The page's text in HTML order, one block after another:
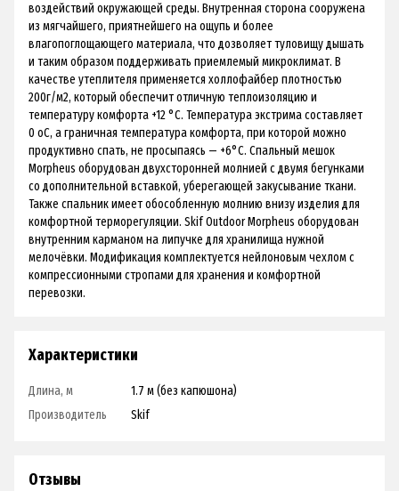
воздействий окружающей среды. Внутренная сторона сооружена
из мягчайшего, приятнейшего на ощупь и более
влагопоглощающего материала, что дозволяет туловищу дышать
и таким образом поддерживать приемлемый микроклимат. В
качестве утеплителя применяется холлофайбер плотностью
200г/м2, который обеспечит отличную теплоизоляцию и
температуру комфорта +12 °С. Температура экстрима составляет
0 оС, а граничная температура комфорта, при которой можно
продуктивно спать, не просыпаясь — +6°С. Спальный мешок
Morpheus оборудован двухсторонней молнией с двумя бегунками
со дополнительной вставкой, уберегающей закусывание ткани.
Также спальник имеет обособленную молнию внизу изделия для
комфортной терморегуляции. Skif Outdoor Morpheus оборудован
внутренним карманом на липучке для хранилища нужной
мелочёвки. Модификация комплектуется нейлоновым чехлом с
компрессионными стропами для хранения и комфортной
перевозки.
Характеристики
Длина, м
1.7 м (без капюшона)
Производитель
Skif
Отзывы